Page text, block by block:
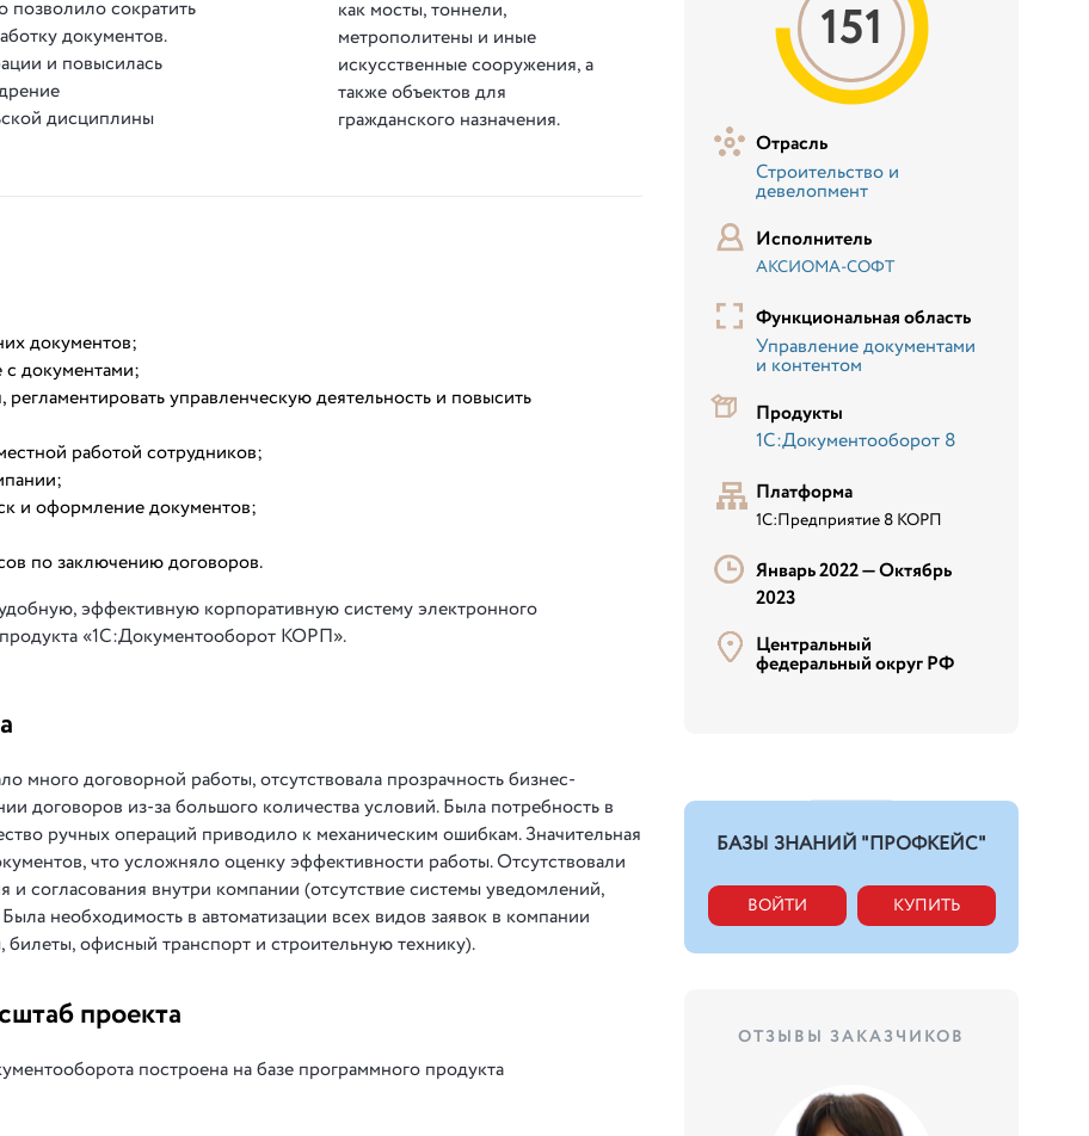
позволило сократить
документов.
и повысилась
дисциплины
как мосты, тоннели,
метрополитены и иные
искусственные сооружения, а
также объектов для
гражданского назначения.
документов;
с документами;
управленческую деятельность и повысить
работой сотрудников;
и оформление документов;
по заключению договоров.
эффективную корпоративную систему электронного
«1С:Документооборот КОРП».
много договорной работы, отсутствовала прозрачность бизнес-
договоров из-за большого количества условий. Была потребность в
ручных операций приводило к механическим ошибкам. Значительная
что усложняло оценку эффективности работы. Отсутствовали
и согласования внутри компании (отсутствие системы уведомлений,
необходимость в автоматизации всех видов заявок в компании
билеты, офисный транспорт и строительную технику).
проекта
построена на базе программного продукта
151
Отрасль
Строительство и
девелопмент
Исполнитель
АКСИОМА-СОФТ
Функциональная область
Управление документами
и контентом
Продукты
1С:Документооборот 8
Платформа
1С:Предприятие 8 КОРП
Январь 2022 —Октябрь
2023
Центральный
федеральный округ РФ
БАЗЫ ЗНАНИЙ "ПРОФКЕЙС"
ВОЙТИ КУПИТЬ
ОТЗЫВЫ ЗАКАЗЧИКОВ